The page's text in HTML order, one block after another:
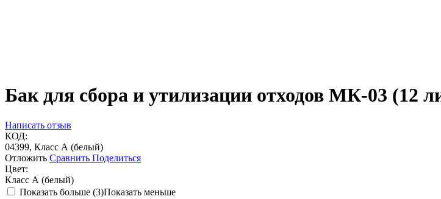
Бак для сбора и утилизации отходов МК-03 (12
Написать отзыв
КОД:
04399, Класс А (белый)
Отложить Сравнить Поделиться
Цвет:
Класс А (белый)
Показать больше (3)Показать меньше